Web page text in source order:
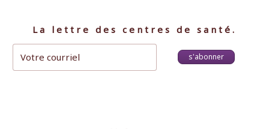
La lettre des centres de santé.
s'abonner